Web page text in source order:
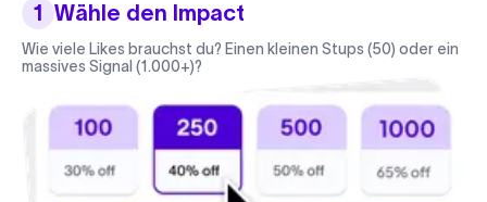
1 Wähle den Impact
Wie viele Likes brauchst du? Einen kleinen Stups (50) oder ein
massives Signal (1.000+)?